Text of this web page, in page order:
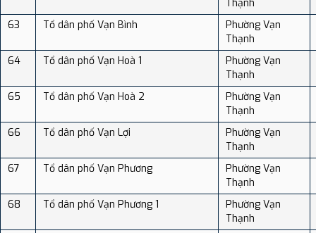
Thạnh
63
Tổ dân phố Vạn Bình
Phường Vạn
Thạnh
64
Tổ dân phố Vạn Hoà 1
Phường Vạn
Thạnh
65
Tổ dân phố Vạn Hoà 2
Phường Vạn
Thạnh
66
Tổ dân phố Vạn Lợi
Phường Vạn
Thạnh
67
Tổ dân phố Vạn Phương
Phường Vạn
Thạnh
68
Tổ dân phố Vạn Phương 1
Phường Vạn
Thạnh